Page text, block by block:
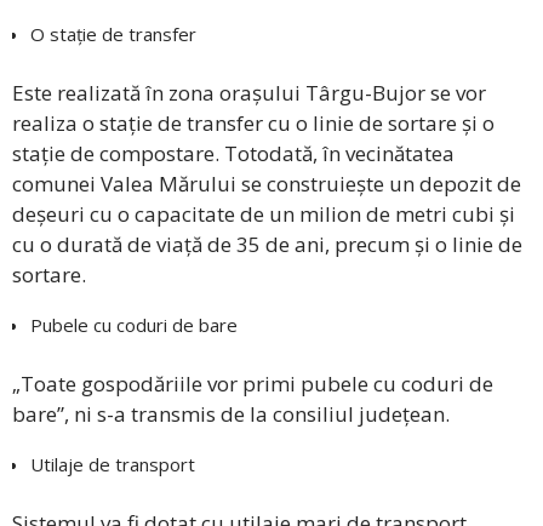
O stație de transfer
Este realizată în zona orașului Târgu-Bujor se vor
realiza o stație de transfer cu o linie de sortare și o
stație de compostare. Totodată, în vecinătatea
comunei Valea Mărului se construiește un depozit de
deșeuri cu o capacitate de un milion de metri cubi și
cu o durată de viață de 35 de ani, precum și o linie de
sortare.
Pubele cu coduri de bare
„Toate gospodăriile vor primi pubele cu coduri de
bare”, ni s-a transmis de la consiliul județean.
Utilaje de transport